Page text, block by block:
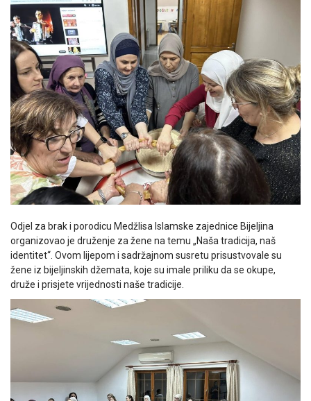
Odjel za brak i porodicu Medžlisa Islamske zajednice Bijeljina
organizovao je druženje za žene na temu „Naša tradicija, naš
identitet“. Ovom lijepom i sadržajnom susretu prisustvovale su
žene iz bijeljinskih džemata, koje su imale priliku da se okupe,
druže i prisjete vrijednosti naše tradicije.